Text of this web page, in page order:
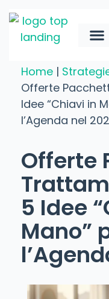
Home |
Offerte
Idee “Chiavi in
l’Agenda nel
Offerte
5 Idee
Mano”